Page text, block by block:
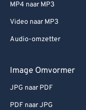
MP4 naar MP3
Video naar MP3
Audio-omzetter
Image Omvormer
JPG naar PDF
PDF naar JPG